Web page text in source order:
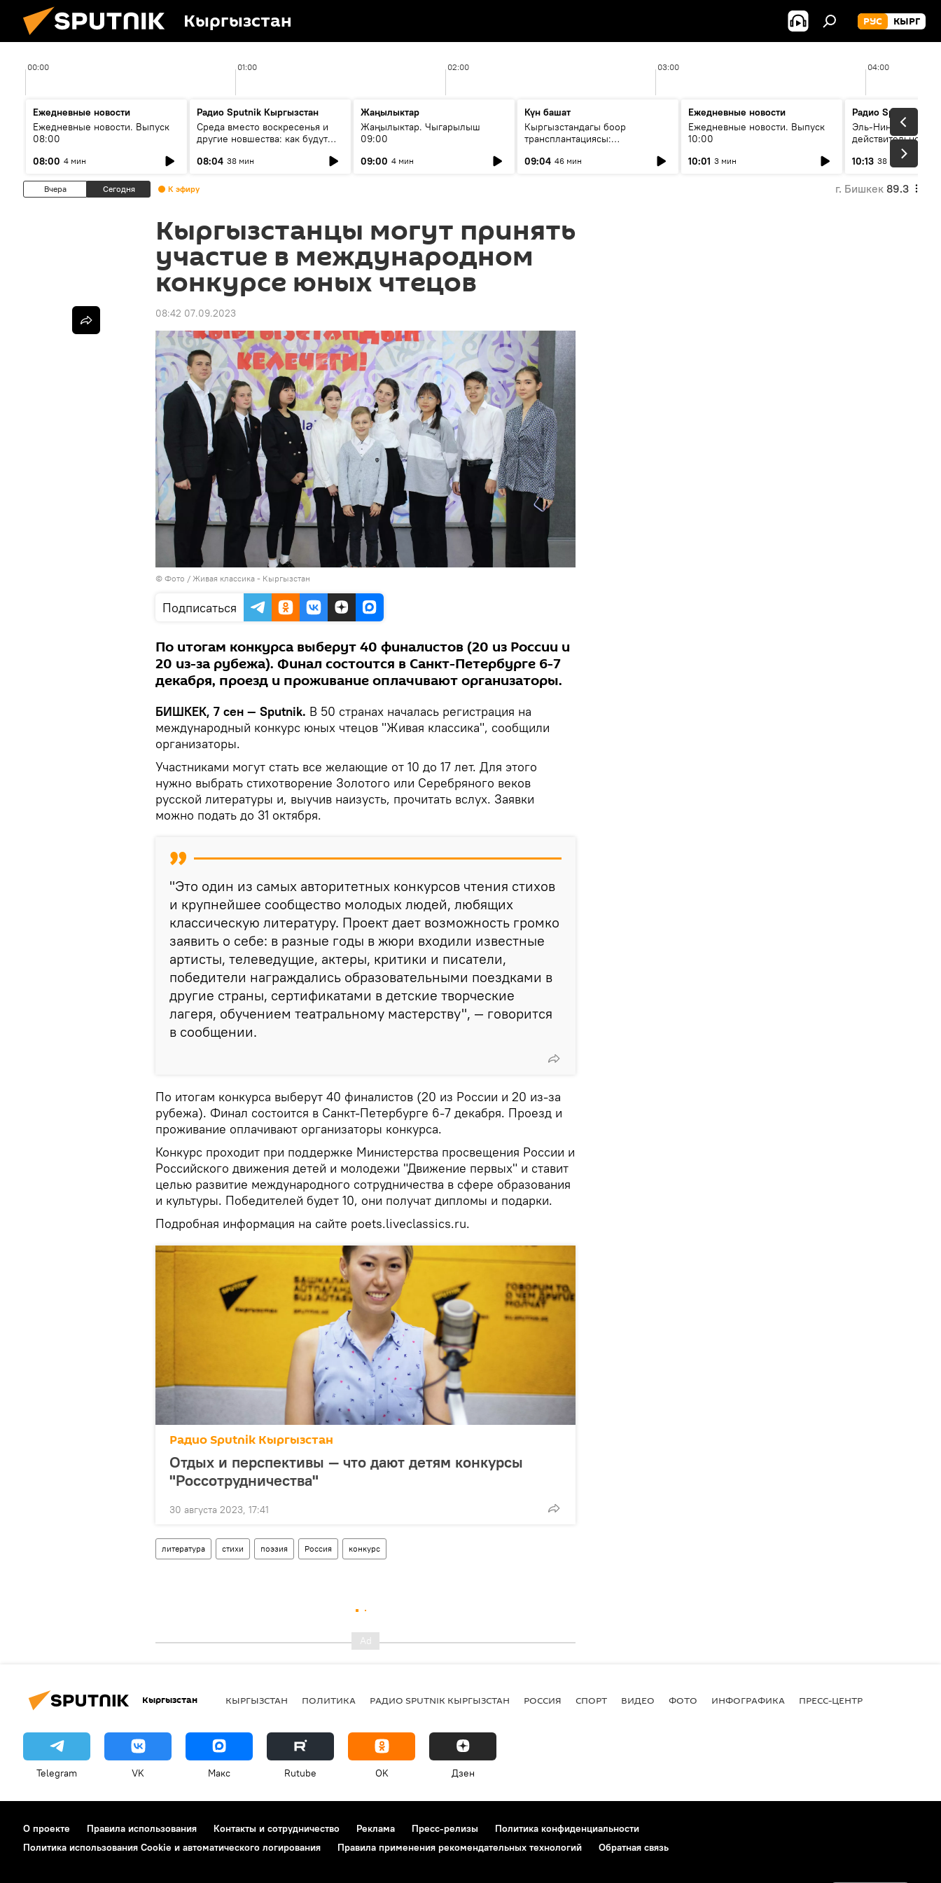
Кыргызстан РУС КЫРГ
00:00 01:00 02:00 03:00 04:00
Ежедневные новости
Ежедневные новости. Выпуск
08:00
08:00 4 мин
Радио Sputnik Кыргызстан
Среда вместо воскресенья и
другие новшества: как будут
08:04 38 мин
Жаңылыктар
Жаңылыктар. Чыгарылыш
09:00
09:00 4 мин
Күн башат
Кыргызстандагы боор
трансплантациясы:
келечеги
09:04 46 мин
Ежедневные новости
Ежедневные новости. Выпуск
10:00
10:01 3 мин
Радио Sputnik
Эль-Ниньо, жара и
действительно
погоду в
10:13 38 мин
Вчера Сегодня К эфиру г. Бишкек 89.3
Кыргызстанцы могут принять
участие в международном
конкурсе юных чтецов
08:42 07.09.2023
© Фото / Живая классика - Кыргызстан
Подписаться
По итогам конкурса выберут 40 финалистов (20 из России и
20 из-за рубежа). Финал состоится в Санкт-Петербурге 6-7
декабря, проезд и проживание оплачивают организаторы.
БИШКЕК, 7 сен — Sputnik. В 50 странах началась регистрация на
международный конкурс юных чтецов "Живая классика", сообщили
организаторы.
Участниками могут стать все желающие от 10 до 17 лет. Для этого
нужно выбрать стихотворение Золотого или Серебряного веков
русской литературы и, выучив наизусть, прочитать вслух. Заявки
можно подать до 31 октября.
"Это один из самых авторитетных конкурсов чтения стихов
и крупнейшее сообщество молодых людей, любящих
классическую литературу. Проект дает возможность громко
заявить о себе: в разные годы в жюри входили известные
артисты, телеведущие, актеры, критики и писатели,
победители награждались образовательными поездками в
другие страны, сертификатами в детские творческие
лагеря, обучением театральному мастерству", — говорится
в сообщении.
По итогам конкурса выберут 40 финалистов (20 из России и 20 из-за
рубежа). Финал состоится в Санкт-Петербурге 6-7 декабря. Проезд и
проживание оплачивают организаторы конкурса.
Конкурс проходит при поддержке Министерства просвещения России и
Российского движения детей и молодежи "Движение первых" и ставит
целью развитие международного сотрудничества в сфере образования
и культуры. Победителей будет 10, они получат дипломы и подарки.
Подробная информация на сайте poets.liveclassics.ru.
Радио Sputnik Кыргызстан
Отдых и перспективы — что дают детям конкурсы
"Россотрудничества"
30 августа 2023, 17:41
литература стихи поэзия Россия конкурс
Кыргызстан КЫРГЫЗСТАН ПОЛИТИКА РАДИО SPUTNIK КЫРГЫЗСТАН РОССИЯ СПОРТ ВИДЕО ФОТО ИНФОГРАФИКА ПРЕСС-ЦЕНТР
Telegram VK Макс Rutube OK Дзен
О проекте Правила использования Контакты и сотрудничество Реклама Пресс-релизы
Политика конфиденциальности
Политика использования Cookie и автоматического логирования
Правила применения рекомендательных технологий Обратная связь